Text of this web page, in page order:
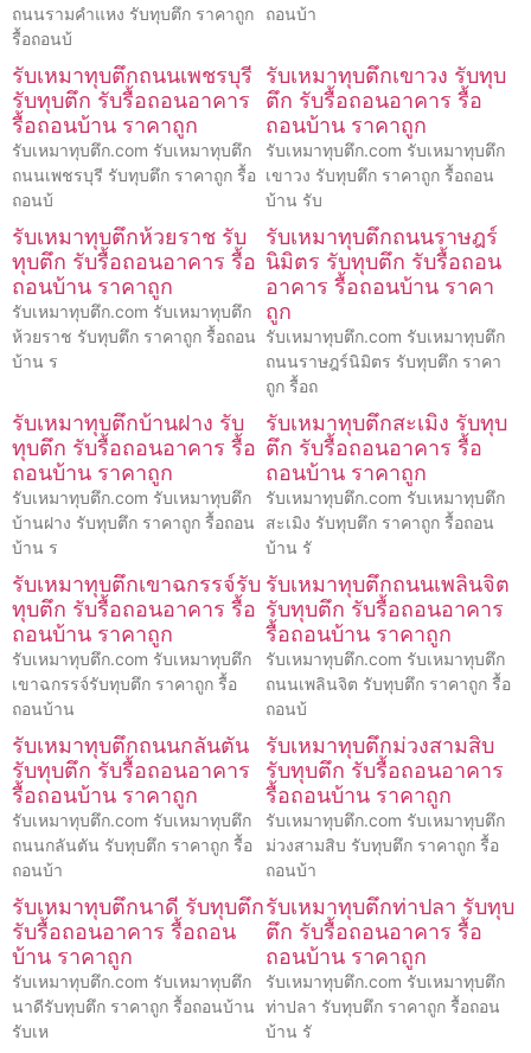
ถนนรามคำแหง รับทุบตึก ราคาถูก
รื้อถอนบ้
ถอนบ้า
รับเหมาทุบตึกถนนเพชรบุรี
รับทุบตึก รับรื้อถอนอาคาร
รื้อถอนบ้าน ราคาถูก
รับเหมาทุบตึก.com รับเหมาทุบตึก
ถนนเพชรบุรี รับทุบตึก ราคาถูก รื้อ
ถอนบ้
รับเหมาทุบตึกเขาวง รับทุบ
ตึก รับรื้อถอนอาคาร รื้อ
ถอนบ้าน ราคาถูก
รับเหมาทุบตึก.com รับเหมาทุบตึก
เขาวง รับทุบตึก ราคาถูก รื้อถอน
บ้าน รับ
รับเหมาทุบตึกห้วยราช รับ
ทุบตึก รับรื้อถอนอาคาร รื้อ
ถอนบ้าน ราคาถูก
รับเหมาทุบตึก.com รับเหมาทุบตึก
ห้วยราช รับทุบตึก ราคาถูก รื้อถอน
บ้าน ร
รับเหมาทุบตึกถนนราษฎร์
นิมิตร รับทุบตึก รับรื้อถอน
อาคาร รื้อถอนบ้าน ราคา
ถูก
รับเหมาทุบตึก.com รับเหมาทุบตึก
ถนนราษฎร์นิมิตร รับทุบตึก ราคา
ถูก รื้อถ
รับเหมาทุบตึกบ้านฝาง รับ
ทุบตึก รับรื้อถอนอาคาร รื้อ
ถอนบ้าน ราคาถูก
รับเหมาทุบตึก.com รับเหมาทุบตึก
บ้านฝาง รับทุบตึก ราคาถูก รื้อถอน
บ้าน ร
รับเหมาทุบตึกสะเมิง รับทุบ
ตึก รับรื้อถอนอาคาร รื้อ
ถอนบ้าน ราคาถูก
รับเหมาทุบตึก.com รับเหมาทุบตึก
สะเมิง รับทุบตึก ราคาถูก รื้อถอน
บ้าน รั
รับเหมาทุบตึกเขาฉกรรจ์รับ
ทุบตึก รับรื้อถอนอาคาร รื้อ
ถอนบ้าน ราคาถูก
รับเหมาทุบตึก.com รับเหมาทุบตึก
เขาฉกรรจ์รับทุบตึก ราคาถูก รื้อ
ถอนบ้าน
รับเหมาทุบตึกถนนเพลินจิต
รับทุบตึก รับรื้อถอนอาคาร
รื้อถอนบ้าน ราคาถูก
รับเหมาทุบตึก.com รับเหมาทุบตึก
ถนนเพลินจิต รับทุบตึก ราคาถูก รื้อ
ถอนบ้
รับเหมาทุบตึกถนนกลันตัน
รับทุบตึก รับรื้อถอนอาคาร
รื้อถอนบ้าน ราคาถูก
รับเหมาทุบตึก.com รับเหมาทุบตึก
ถนนกลันตัน รับทุบตึก ราคาถูก รื้อ
ถอนบ้า
รับเหมาทุบตึกม่วงสามสิบ
รับทุบตึก รับรื้อถอนอาคาร
รื้อถอนบ้าน ราคาถูก
รับเหมาทุบตึก.com รับเหมาทุบตึก
ม่วงสามสิบ รับทุบตึก ราคาถูก รื้อ
ถอนบ้า
รับเหมาทุบตึกนาดี รับทุบตึก
รับรื้อถอนอาคาร รื้อถอน
บ้าน ราคาถูก
รับเหมาทุบตึก.com รับเหมาทุบตึก
นาดีรับทุบตึก ราคาถูก รื้อถอนบ้าน
รับเห
รับเหมาทุบตึกท่าปลา รับทุบ
ตึก รับรื้อถอนอาคาร รื้อ
ถอนบ้าน ราคาถูก
รับเหมาทุบตึก.com รับเหมาทุบตึก
ท่าปลา รับทุบตึก ราคาถูก รื้อถอน
บ้าน รั